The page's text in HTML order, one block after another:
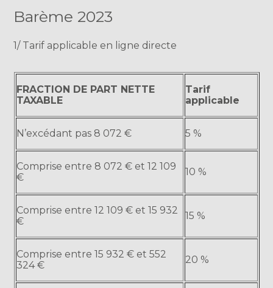
Barème 2023
1/ Tarif applicable en ligne directe
FRACTION DE PART NETTE
TAXABLE
Tarif
applicable
N’excédant pas 8 072 € 5 %
Comprise entre 8 072 € et 12 109
€
10 %
Comprise entre 12 109 € et 15 932
€
15 %
Comprise entre 15 932 € et 552
324 €
20 %